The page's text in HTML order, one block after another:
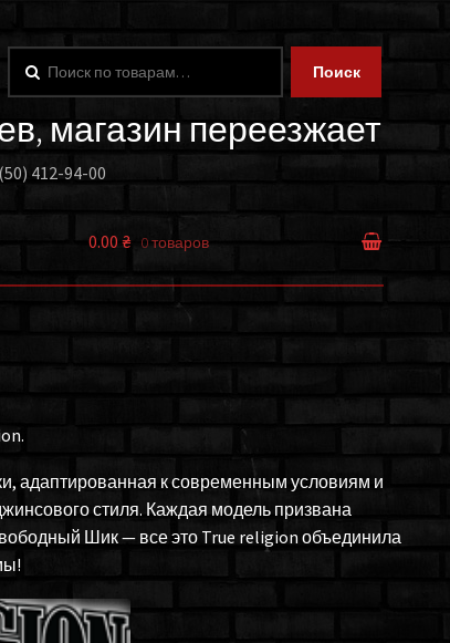
Поиск
магазин переезжает
412-94-00
0.00 ₴ 0 товаров
адаптированная к современным условиям и
стиля. Каждая модель призвана
Шик — все это True religion объединила